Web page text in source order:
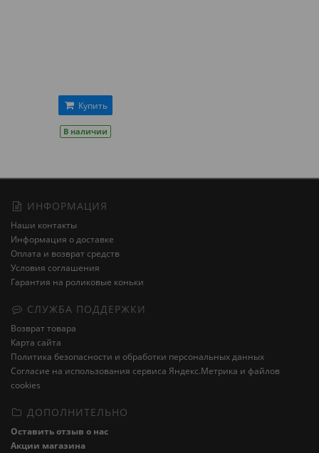
Купить
В наличии
ИНФОРМАЦИЯ
Наши контакты
Информация о доставке
Оплата и возврат средств
Условия соглашения
Гарантия на роликовые коньки
СЛУЖБА ПОДДЕРЖКИ
Возврат товара
Карта сайта
Политика безопасности и обработки персональных данных
Cогласие на использования сервиса Яндекс.Метрика и файлов
cookies
ДОПОЛНИТЕЛЬНО
Оставить отзыв о нас
Акции магазина